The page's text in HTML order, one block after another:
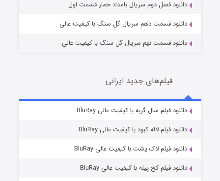
قسمت7 (زیرنویس) منتشر شد
دانلود فصل دوم سریال بامداد خمار قسمت اول
دانلود قسمت دهم سریال گل سنگ با کیفیت عالی
دانلود قسمت نهم سریال گل سنگ با کیفیت عالی
فیلم‌های جدید ایرانی
دانلود فیلم سال گربه با کیفیت عالی BluRay
دانلود فیلم لاله کبود با کیفیت عالی BluRay
دانلود فیلم لاک پشت با کیفیت عالی BluRay
دانلود فیلم کج‌ پیله با کیفیت عالی BluRay